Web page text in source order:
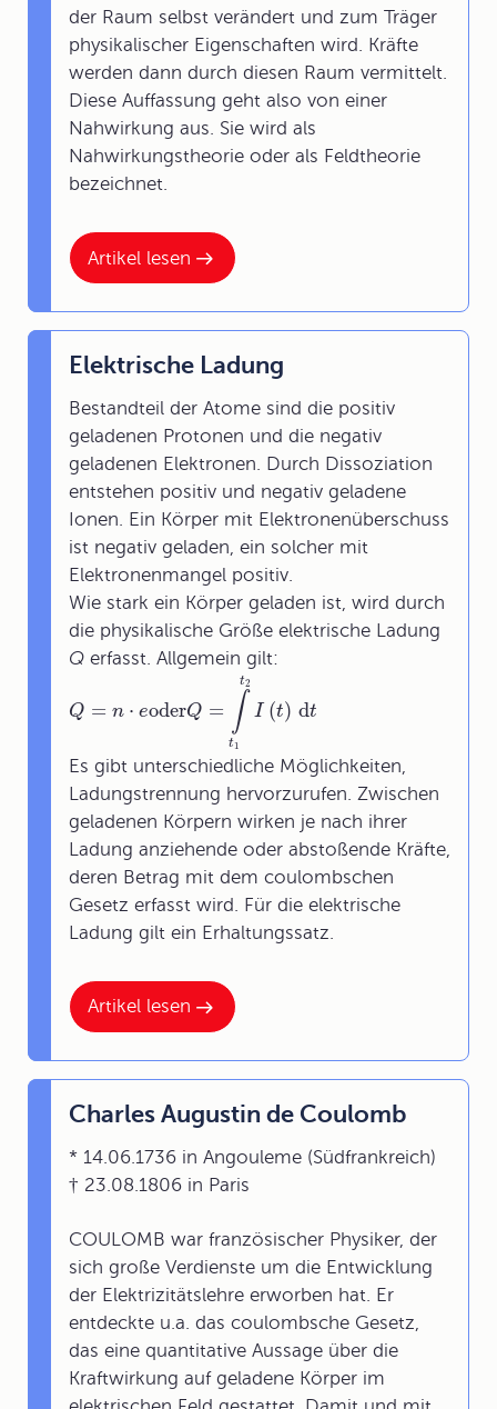
Artikel lesen
der Raum selbst verändert und zum Träger
physikalischer Eigenschaften wird. Kräfte
werden dann durch diesen Raum vermittelt.
Diese Auffassung geht also von einer
Nahwirkung aus. Sie wird als
Nahwirkungstheorie oder als Feldtheorie
bezeichnet.
Artikel lesen
Elektrische Ladung
Bestandteil der Atome sind die positiv
geladenen Protonen und die negativ
geladenen Elektronen. Durch Dissoziation
entstehen positiv und negativ geladene
Ionen. Ein Körper mit Elektronenüberschuss
ist negativ geladen, ein solcher mit
Elektronenmangel positiv.
Wie stark ein Körper geladen ist, wird durch
die physikalische Größe elektrische Ladung
Q erfasst. Allgemein gilt:
Q = n ⋅ eoderQ = ∫
t1
t2
I (t) dt
Es gibt unterschiedliche Möglichkeiten,
Ladungstrennung hervorzurufen. Zwischen
geladenen Körpern wirken je nach ihrer
Ladung anziehende oder abstoßende Kräfte,
deren Betrag mit dem coulombschen
Gesetz erfasst wird. Für die elektrische
Ladung gilt ein Erhaltungssatz.
Charles Augustin de Coulomb
* 14.06.1736 in Angouleme (Südfrankreich)
† 23.08.1806 in Paris
COULOMB war französischer Physiker, der
sich große Verdienste um die Entwicklung
der Elektrizitätslehre erworben hat. Er
entdeckte u.a. das coulombsche Gesetz,
das eine quantitative Aussage über die
Kraftwirkung auf geladene Körper im